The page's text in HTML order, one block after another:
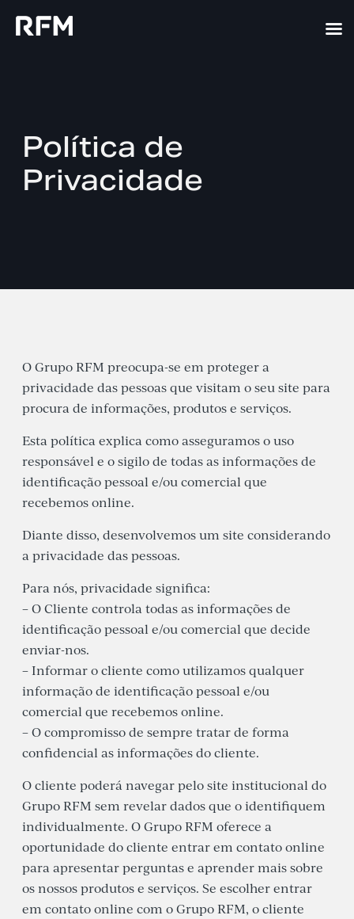
Política de
Privacidade
O Grupo RFM preocupa-se em proteger a
privacidade das pessoas que visitam o seu site para
procura de informações, produtos e serviços.
Esta política explica como asseguramos o uso
responsável e o sigilo de todas as informações de
identificação pessoal e/ou comercial que
recebemos online.
Diante disso, desenvolvemos um site considerando
a privacidade das pessoas.
Para nós, privacidade significa:
– O Cliente controla todas as informações de
identificação pessoal e/ou comercial que decide
enviar-nos.
– Informar o cliente como utilizamos qualquer
informação de identificação pessoal e/ou
comercial que recebemos online.
– O compromisso de sempre tratar de forma
confidencial as informações do cliente.
O cliente poderá navegar pelo site institucional do
Grupo RFM sem revelar dados que o identifiquem
individualmente. O Grupo RFM oferece a
oportunidade do cliente entrar em contato online
para apresentar perguntas e aprender mais sobre
os nossos produtos e serviços. Se escolher entrar
em contato online com o Grupo RFM, o cliente